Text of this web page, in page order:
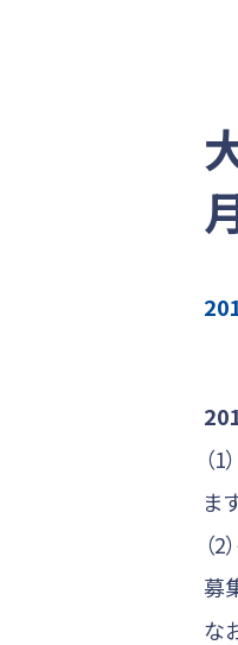
（
ま
（
募
な